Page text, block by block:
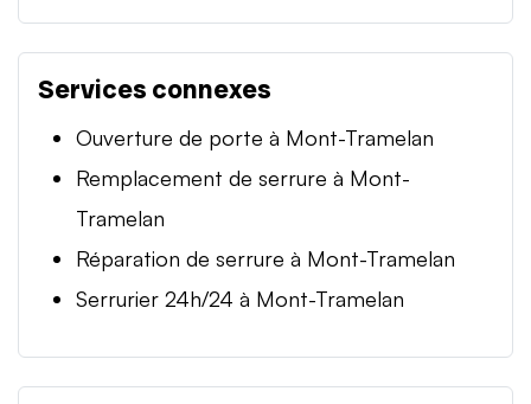
Services connexes
Ouverture de porte à Mont-Tramelan
Remplacement de serrure à Mont-
Tramelan
Réparation de serrure à Mont-Tramelan
Serrurier 24h/24 à Mont-Tramelan